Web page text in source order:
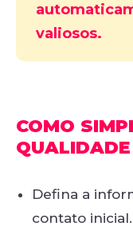
valiosos.
COMO
QUALIDADE
Defina a
contato inicial.